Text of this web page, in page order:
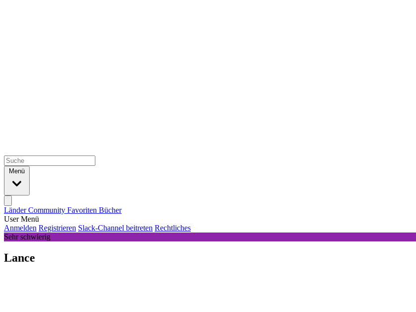
Menü
LänderCommunity Favoriten Bücher
User Menü
Anmelden Registrieren Slack-Channel beitreten Rechtliches
Sehr schwierig
Lance